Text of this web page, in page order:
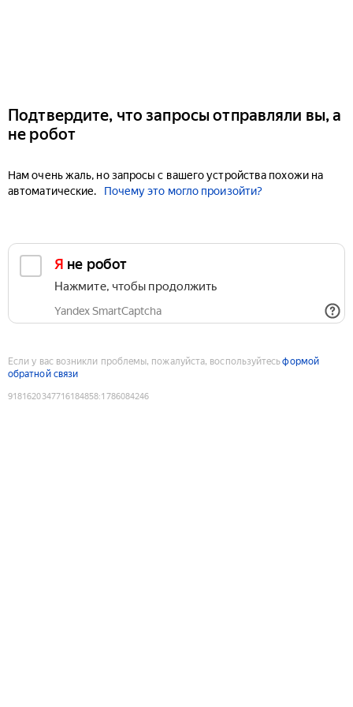
Подтвердите, что запросы отправляли вы, а
не робот
Нам очень жаль, но запросы с вашего устройства похожи на
автоматические.
Почему это могло произойти?
Я не робот
Нажмите, чтобы продолжить
Yandex SmartCaptcha
Если у вас возникли проблемы, пожалуйста, воспользуйтесьформой
обратной связи
9181620347716184858:1786084246